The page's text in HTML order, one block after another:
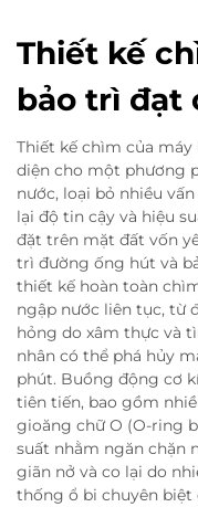
Thiết kế
bảo trì đạt
Thiết kế chìm của
diện cho một phương
nước, loại bỏ nhiều
lại độ tin cậy và hiệu
đặt trên mặt đất vốn
trì đường ống hút và
thiết kế hoàn toàn
ngập nước liên tục, từ
hỏng do xâm thực và
nhân có thể phá hủy
phút. Buồng động cơ
tiên tiến, bao gồm
gioăng chữ O (O-ring
suất nhằm ngăn chặn
giãn nở và co lại do
thống ổ bi chuyên